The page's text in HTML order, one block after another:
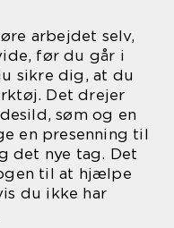
arbejdet selv,
før du går i
sikre dig, at du
Det drejer
søm og en
en presenning til
det nye tag. Det
til at hjælpe
du ikke har